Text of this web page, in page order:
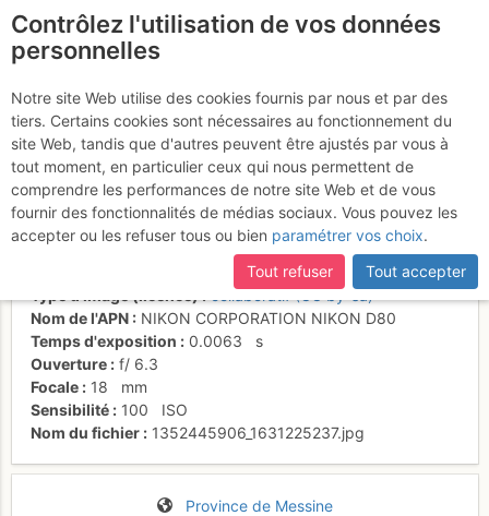
Arrivés au bord du
cratère
Activités
Date/heure
BertrandSemelet
collaboratif (CC by-sa)
Nom de l'APN
NIKON CORPORATION NIKON D80
Temps d'exposition
0.0063
s
Ouverture
f/ 6.3
Focale
18
mm
Sensibilité
100
ISO
Nom du fichier
1352445906_1631225237.jpg
Province de Messine
Contrôlez l'utilisation de vos données
personnelles
Notre site Web utilise des cookies fournis par nous et par des
tiers. Certains cookies sont nécessaires au fonctionnement du
site Web, tandis que d'autres peuvent être ajustés par vous à
tout moment, en particulier ceux qui nous permettent de
comprendre les performances de notre site Web et de vous
fournir des fonctionnalités de médias sociaux. Vous pouvez les
accepter ou les refuser tous ou bien paramétrer vos choix.
Tout refuser
Tout accepter